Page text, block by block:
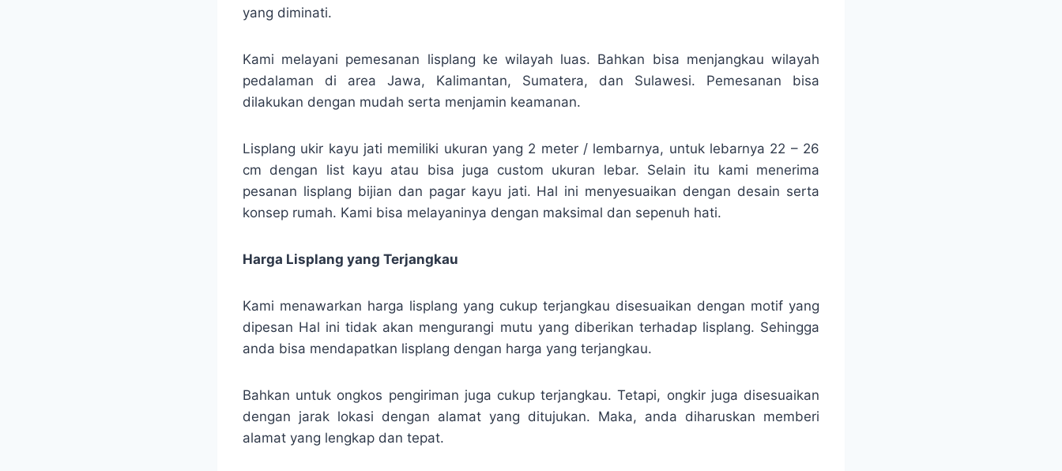
yang diminati.
Kami melayani pemesanan lisplang ke wilayah luas. Bahkan bisa menjangkau wilayah
pedalaman di area Jawa, Kalimantan, Sumatera, dan Sulawesi. Pemesanan bisa
dilakukan dengan mudah serta menjamin keamanan.
Lisplang ukir kayu jati memiliki ukuran yang 2 meter / lembarnya, untuk lebarnya 22 – 26
cm dengan list kayu atau bisa juga custom ukuran lebar. Selain itu kami menerima
pesanan lisplang bijian dan pagar kayu jati. Hal ini menyesuaikan dengan desain serta
konsep rumah. Kami bisa melayaninya dengan maksimal dan sepenuh hati.
Harga Lisplang yang Terjangkau
Kami menawarkan harga lisplang yang cukup terjangkau disesuaikan dengan motif yang
dipesan Hal ini tidak akan mengurangi mutu yang diberikan terhadap lisplang. Sehingga
anda bisa mendapatkan lisplang dengan harga yang terjangkau.
Bahkan untuk ongkos pengiriman juga cukup terjangkau. Tetapi, ongkir juga disesuaikan
dengan jarak lokasi dengan alamat yang ditujukan. Maka, anda diharuskan memberi
alamat yang lengkap dan tepat.